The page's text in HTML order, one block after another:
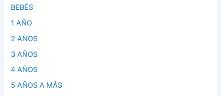
BEBÉS
1 AÑO
2 AÑOS
3 AÑOS
4 AÑOS
5 AÑOS A MÁS